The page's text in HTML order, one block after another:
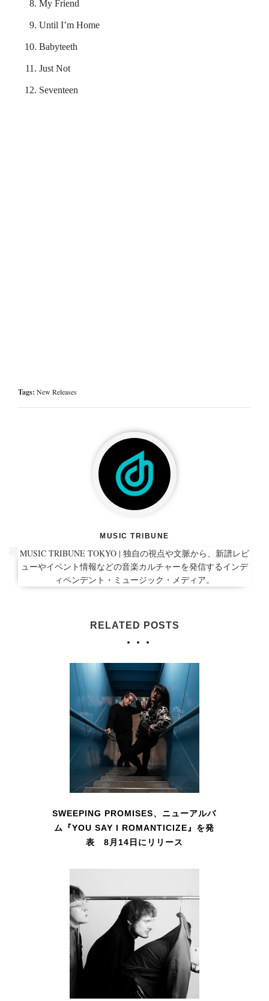
My Friend
Until I’m Home
Babyteeth
Just Not
Seventeen
Tags: New Releases
MUSIC TRIBUNE
MUSIC TRIBUNE TOKYO | 独自の視点や文脈から、新譜レビ
ューやイベント情報などの音楽カルチャーを発信するインデ
ィペンデント・ミュージック・メディア。
RELATED POSTS
SWEEPING PROMISES、ニューアルバ
ム『YOU SAY I ROMANTICIZE』を発
表 8月14日にリリース